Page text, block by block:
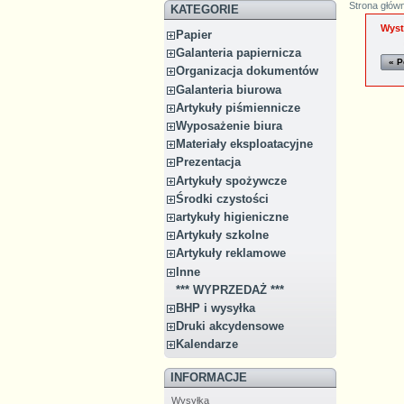
KATEGORIE
Papier
Galanteria papiernicza
Organizacja dokumentów
Galanteria biurowa
Artykuły piśmiennicze
Wyposażenie biura
Materiały eksploatacyjne
Prezentacja
Artykuły spożywcze
Środki czystości
artykuły higieniczne
Artykuły szkolne
Artykuły reklamowe
Inne
*** WYPRZEDAŻ ***
BHP i wysyłka
Druki akcydensowe
Kalendarze
INFORMACJE
Wysyłka
Strona
«